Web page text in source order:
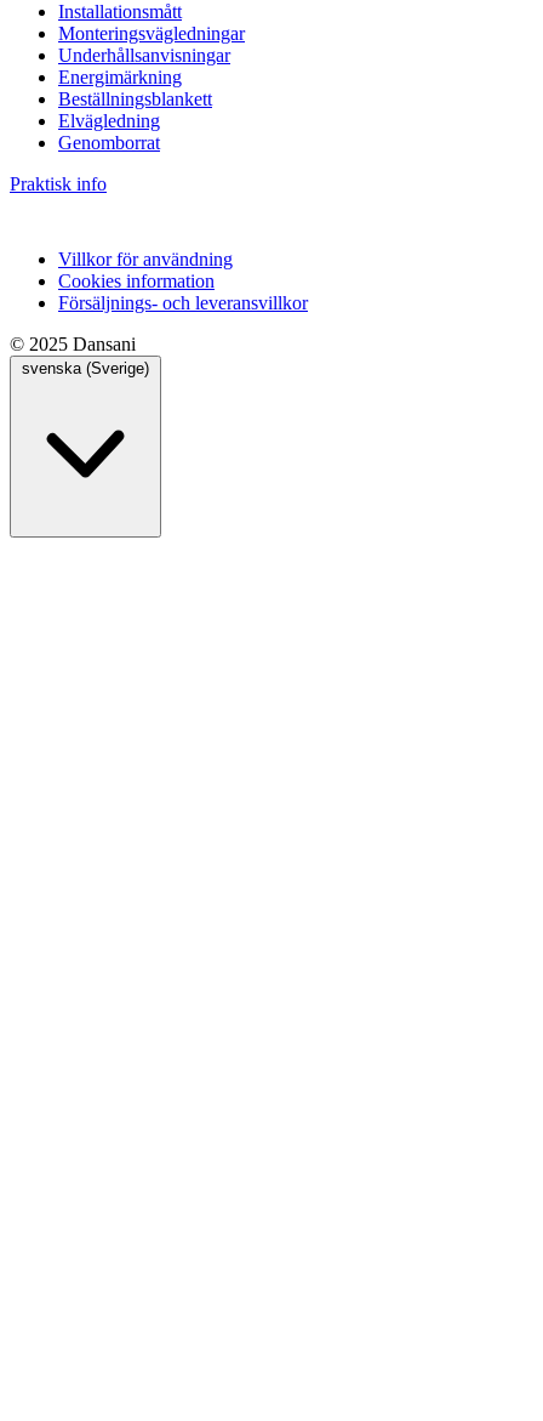
Installationsmått
Monteringsvägledningar
Underhållsanvisningar
Energimärkning
Beställningsblankett
Elvägledning
Genomborrat
Praktisk info
Villkor för användning
Cookies information
Försäljnings- och leveransvillkor
© 2025 Dansani
svenska (Sverige)